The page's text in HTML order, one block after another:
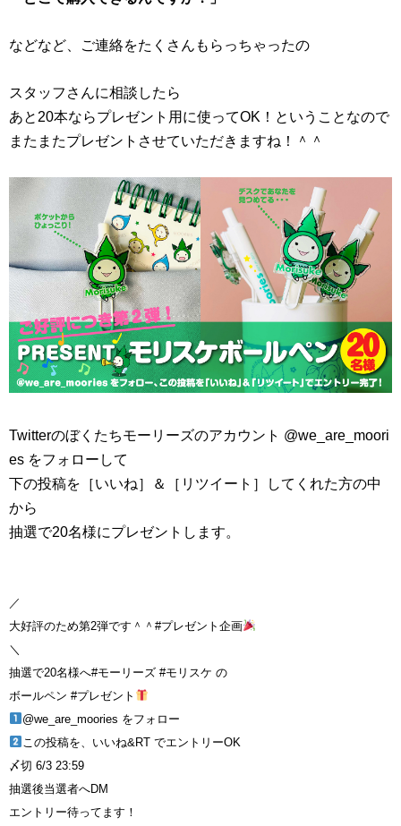
などなど、ご連絡をたくさんもらっちゃったの
スタッフさんに相談したら
あと20本ならプレゼント用に使ってOK！ということなので
またまたプレゼントさせていただきますね！＾＾
Twitterのぼくたちモーリーズのアカウント @we_are_moori
es をフォローして
下の投稿を［いいね］＆［リツイート］してくれた方の中
から
抽選で20名様にプレゼントします。
／
大好評のため第2弾です＾＾ #プレゼント企画
＼
抽選で20名様へ#モーリーズ #モリスケ の
ボールペン #プレゼント
@we_are_moories をフォロー
この投稿を、いいね&RT でエントリーOK
〆切 6/3 23:59
抽選後当選者へDM
エントリー待ってます！